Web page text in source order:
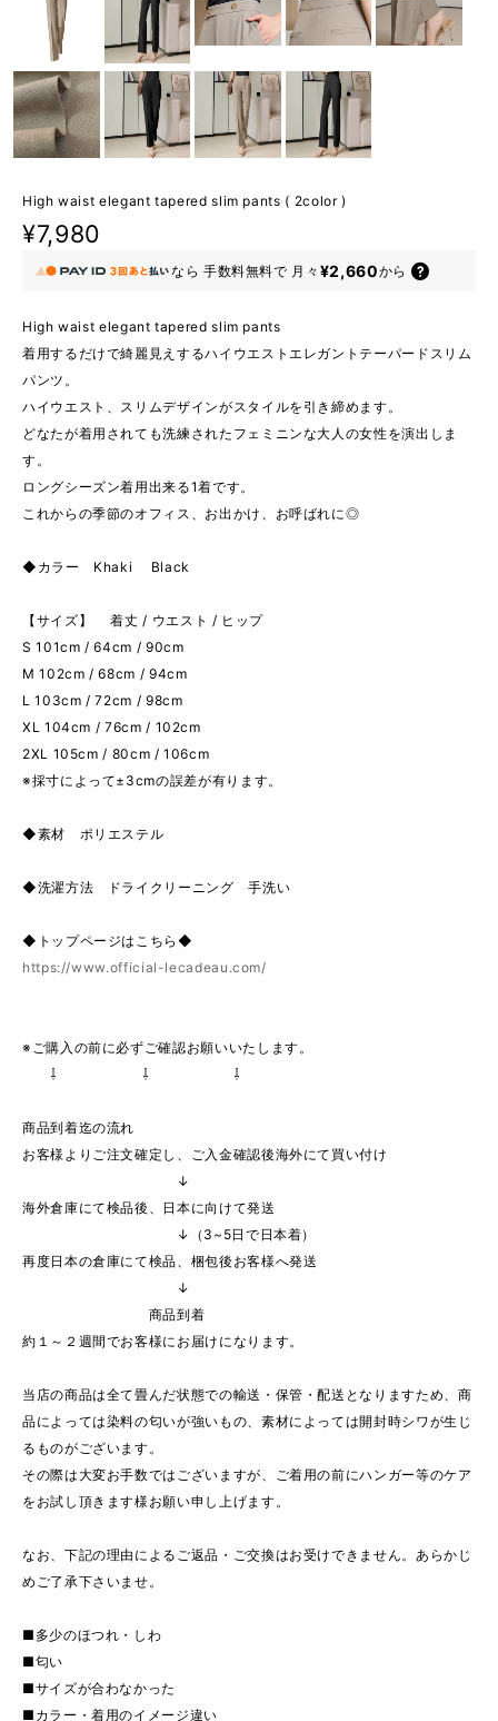
High waist elegant tapered slim pants ( 2color )
¥7,980
なら 手数料無料で 月々 ¥2,660から
High waist elegant tapered slim pants
着用するだけで綺麗見えするハイウエストエレガントテーパードスリム
パンツ。
ハイウエスト、スリムデザインがスタイルを引き締めます。
どなたが着用されても洗練されたフェミニンな大人の女性を演出しま
す。
ロングシーズン着用出来る1着です。
これからの季節のオフィス、お出かけ、お呼ばれに◎
◆カラー Khaki Black
【サイズ】 着丈 / ウエスト / ヒップ
S 101cm / 64cm / 90cm
M 102cm / 68cm / 94cm
L 103cm / 72cm / 98cm
XL 104cm / 76cm / 102cm
2XL 105cm / 80cm / 106cm
※採寸によって±3cmの誤差が有ります。
◆素材 ポリエステル
◆洗濯方法 ドライクリーニング 手洗い
◆トップページはこちら◆
https://www.official-lecadeau.com/
※ご購入の前に必ずご確認お願いいたします。
⇩ ⇩ ⇩
商品到着迄の流れ
お客様よりご注文確定し、ご入金確認後海外にて買い付け
↓
海外倉庫にて検品後、日本に向けて発送
↓（3~5日で日本着）
再度日本の倉庫にて検品、梱包後お客様へ発送
↓
商品到着
約１～２週間でお客様にお届けになります。
当店の商品は全て畳んだ状態での輸送・保管・配送となりますため、商
品によっては染料の匂いが強いもの、素材によっては開封時シワが生じ
るものがございます。
その際は大変お手数ではございますが、ご着用の前にハンガー等のケア
をお試し頂きます様お願い申し上げます。
なお、下記の理由によるご返品・ご交換はお受けできません。あらかじ
めご了承下さいませ。
■多少のほつれ・しわ
■匂い
■サイズが合わなかった
■カラー・着用のイメージ違い